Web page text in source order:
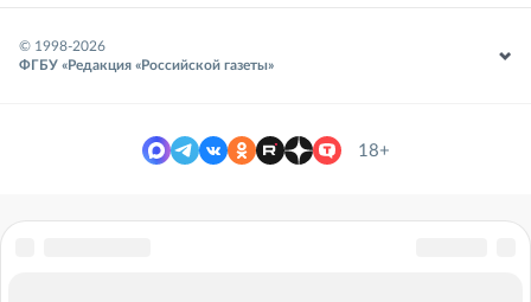
© 1998-2026
ФГБУ «Редакция «Российской газеты»
18+